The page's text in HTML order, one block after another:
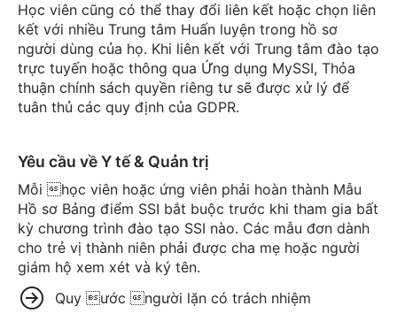
Học viên cũng có thể thay đổi liên kết hoặc chọn liên
kết với nhiều Trung tâm Huấn luyện trong hồ sơ
người dùng của họ. Khi liên kết với Trung tâm đào tạo
trực tuyến hoặc thông qua Ứng dụng MySSI, Thỏa
thuận chính sách quyền riêng tư sẽ được xử lý để
tuân thủ các quy định của GDPR.
Yêu cầu về Y tế & Quản trị
Mỗi học viên hoặc ứng viên phải hoàn thành Mẫu
Hồ sơ Bảng điểm SSI bắt buộc trước khi tham gia bất
kỳ chương trình đào tạo SSI nào. Các mẫu đơn dành
cho trẻ vị thành niên phải được cha mẹ hoặc người
giám hộ xem xét và ký tên.
Quy ước người lặn có trách nhiệm